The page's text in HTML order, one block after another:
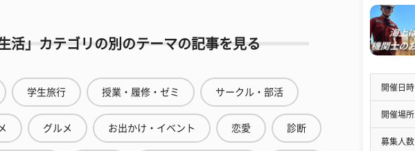
活」カテゴリの別のテーマの記事を見る
学生旅行 授業・履修・ゼミ サークル・部活
グルメ お出かけ・イベント 恋愛 診断
開催日時
開催場所
募集人数